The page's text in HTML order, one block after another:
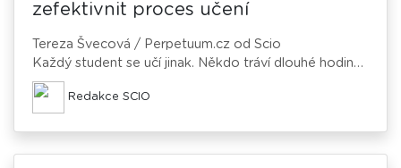
zefektivnit proces učení
Tereza Švecová / Perpetuum.cz od Scio
Každý student se učí jinak. Někdo tráví dlouhé hodiny
pročítám studijních materiálů, další odříkává nahlas své
poznámky, jiný volí oboustranné memorovací kartičky.
důležitá ústní či písemná zkouška, žerty jdou stranou.
Redakce SCIO